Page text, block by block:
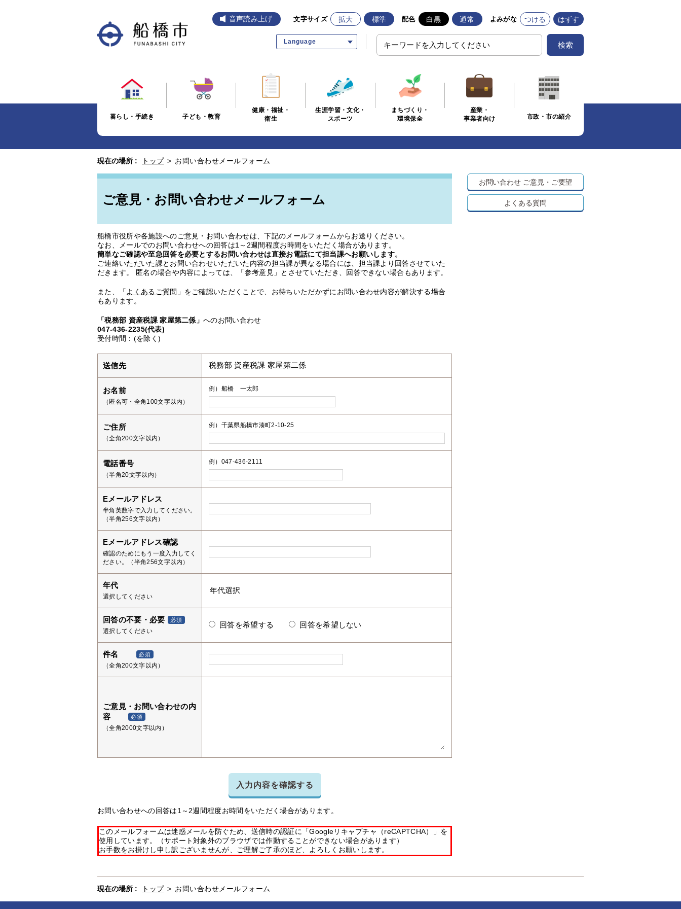
音声読み上げ 文字サイズ 拡大 標準 配色 白黒 通常 よみがな つける はずす
Language 検索
暮らし・手続き 子ども・教育
健康・福祉・
衛生
生涯学習・文化・
スポーツ
まちづくり・
環境保全
産業・
事業者向け
市政・市の紹介
現在の場所 : トップ > お問い合わせメールフォーム
ご意見・お問い合わせメールフォーム
船橋市役所や各施設へのご意見・お問い合わせは、下記のメールフォームからお送りください。
なお、メールでのお問い合わせへの回答は1～2週間程度お時間をいただく場合があります。
簡単なご確認や至急回答を必要とするお問い合わせは直接お電話にて担当課へお願いします。
ご連絡いただいた課とお問い合わせいただいた内容の担当課が異なる場合には、担当課より回答させていた
だきます。 匿名の場合や内容によっては、「参考意見」とさせていただき、回答できない場合もあります。
また、「 よくあるご質問 」をご確認いただくことで、お待ちいただかずにお問い合わせ内容が解決する場合
もあります。
「税務部 資産税課 家屋第二係」へのお問い合わせ
047-436-2235(代表)
受付時間：(を除く)
送信先 税務部 資産税課 家屋第二係
お名前
（匿名可・全角100文字以内）
例）船橋 一太郎
ご住所
（全角200文字以内）
例）千葉県船橋市湊町2-10-25
電話番号
（半角20文字以内）
例）047-436-2111
Eメールアドレス
半角英数字で入力してください。
（半角256文字以内）
Eメールアドレス確認
確認のためにもう一度入力してく
ださい。（半角256文字以内）
年代
選択してください
回答の不要・必要 必須
選択してください
回答を希望する 回答を希望しない
件名 必須
（全角200文字以内）
ご意見・お問い合わせの内
容
必須
（全角2000文字以内）
入力内容を確認する
お問い合わせへの回答は1～2週間程度お時間をいただく場合があります。
このメールフォームは迷惑メールを防ぐため、送信時の認証に「Googleリキャプチャ（reCAPTCHA）」を
使用しています。（サポート対象外のブラウザでは作動することができない場合があります）
お手数をお掛けし申し訳ございませんが、ご理解ご了承のほど、よろしくお願いします。
お問い合わせ ご意見・ご要望
よくある質問
現在の場所 : トップ > お問い合わせメールフォーム